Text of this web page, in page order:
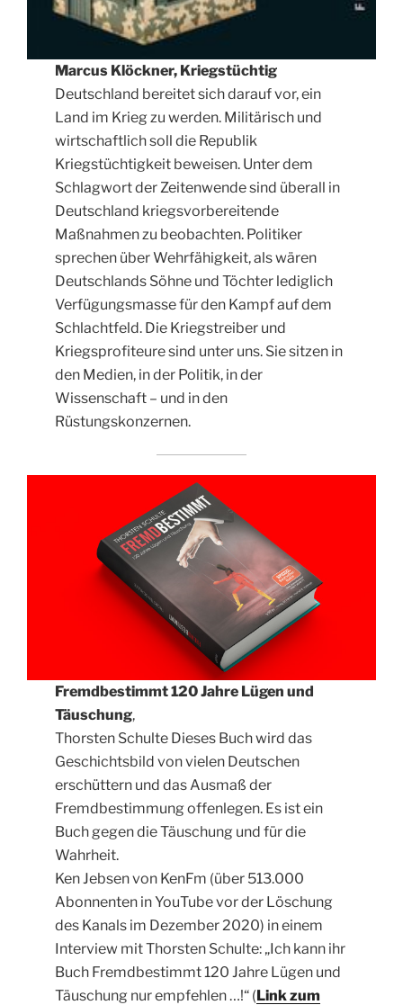
Marcus Klöckner, Kriegstüchtig
Deutschland bereitet sich darauf vor, ein
Land im Krieg zu werden. Militärisch und
wirtschaftlich soll die Republik
Kriegstüchtigkeit beweisen. Unter dem
Schlagwort der Zeitenwende sind überall in
Deutschland kriegsvorbereitende
Maßnahmen zu beobachten. Politiker
sprechen über Wehrfähigkeit, als wären
Deutschlands Söhne und Töchter lediglich
Verfügungsmasse für den Kampf auf dem
Schlachtfeld. Die Kriegstreiber und
Kriegsprofiteure sind unter uns. Sie sitzen in
den Medien, in der Politik, in der
Wissenschaft – und in den
Rüstungskonzernen.
Fremdbestimmt 120 Jahre Lügen und
Täuschung,
Thorsten Schulte Dieses Buch wird das
Geschichtsbild von vielen Deutschen
erschüttern und das Ausmaß der
Fremdbestimmung offenlegen. Es ist ein
Buch gegen die Täuschung und für die
Wahrheit.
Ken Jebsen von KenFm (über 513.000
Abonnenten in YouTube vor der Löschung
des Kanals im Dezember 2020) in einem
Interview mit Thorsten Schulte: „Ich kann ihr
Buch Fremdbestimmt 120 Jahre Lügen und
Täuschung nur empfehlen …!“ (Link zum